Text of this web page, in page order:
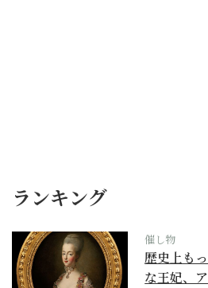
ランキング
催し物
歴史上も
な王妃、